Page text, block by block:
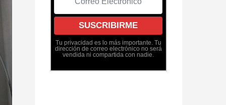
Tu privacidad es lo más importante. Tu
dirección de correo electrónico no será
vendida ni compartida con nadie.